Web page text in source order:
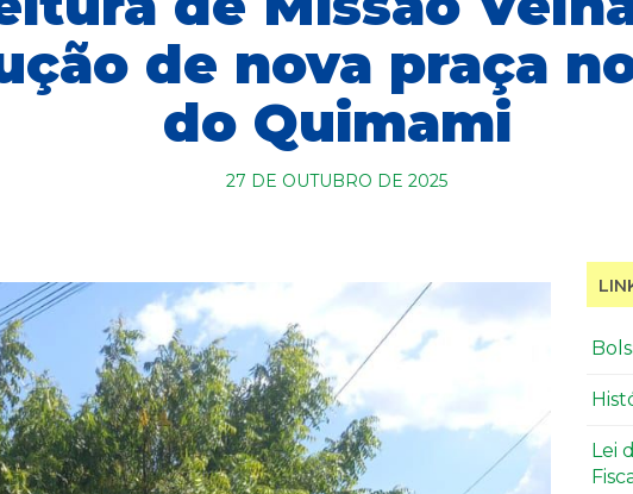
de nova praça
do Quimami
27 DE OUTUBRO DE 2025
Lei